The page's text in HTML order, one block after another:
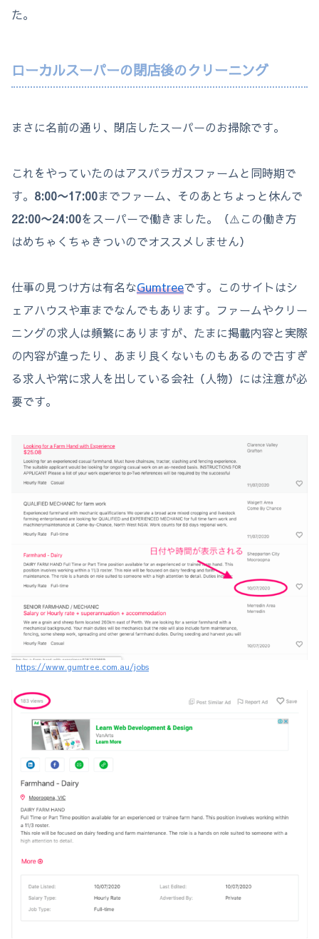
た。
ローカルスーパーの閉店後のクリーニング
まさに名前の通り、閉店したスーパーのお掃除です。
これをやっていたのはアスパラガスファームと同時期で
す。 8:00〜17:00までファーム、そのあとちょっと休んで
22:00〜24:00をスーパーで働きました。（⚠️この働き方
はめちゃくちゃきついのでオススメしません）
仕事の見つけ方は有名なGumtreeです。このサイトはシ
ェアハウスや車までなんでもあります。ファームやクリー
ニングの求人は頻繁にありますが、たまに掲載内容と実際
の内容が違ったり、あまり良くないものもあるので古すぎ
る求人や常に求人を出している会社（人物）には注意が必
要です。
https://www.gumtree.com.au/jobs